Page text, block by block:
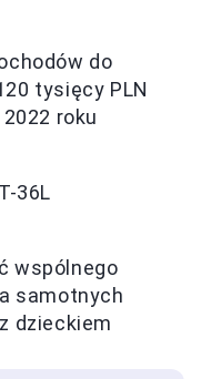
do
tysięcy PLN
roku
36L
wspólnego
samotnych
dzieckiem